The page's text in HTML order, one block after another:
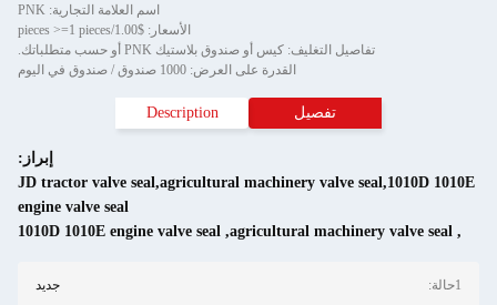
اسم العلامة التجارية: PNK
الأسعار: $1.00/pieces >=1 pieces
تفاصيل التغليف: كيس أو صندوق بلاستيك PNK أو حسب متطلباتك.
القدرة على العرض: 1000 صندوق / صندوق في اليوم
تفصيل Description
إبراز:
JD tractor valve seal,agricultural machinery valve seal,1010D 1010E
engine valve seal
,
agricultural machinery valve seal
,
1010D 1010E engine valve seal
1حالة: جديد